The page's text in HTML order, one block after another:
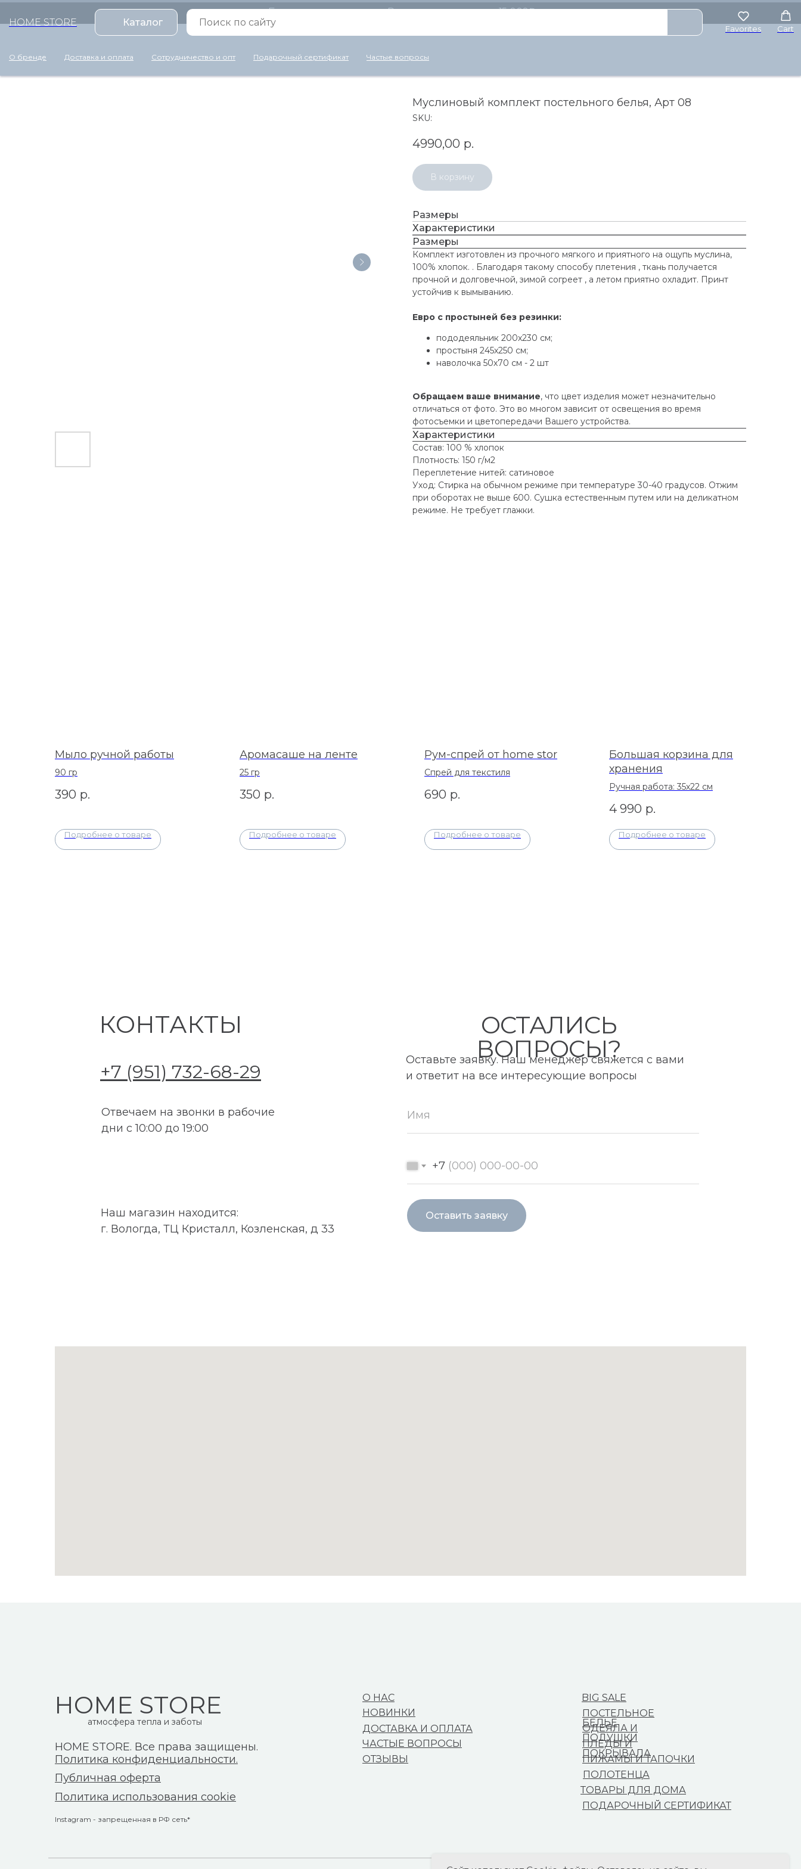
Бесплатная доставка по России для заказов от 15 000₽
HOME STORE
Каталог
Favorites Cart
О бренде Доставка и оплата Сотрудничество и опт Подарочный сертификат Частые вопросы
Муслиновый комплект постельного белья, Арт 08
SKU:
4990,00 р.
В корзину
Размеры
Характеристики
Размеры
Комплект изготовлен из прочного мягкого и приятного на ощупь муслина,
100% хлопок. . Благодаря такому способу плетения , ткань получается
прочной и долговечной, зимой согреет , а летом приятно охладит. Принт
устойчив к вымыванию.
Евро с простыней без резинки:
пододеяльник 200х230 см;
простыня 245х250 см;
наволочка 50х70 см - 2 шт
Обращаем ваше внимание, что цвет изделия может незначительно
отличаться от фото. Это во многом зависит от освещения во время
фотосъемки и цветопередачи Вашего устройства.
Характеристики
Состав: 100 % хлопок
Плотность: 150 г/м2
Переплетение нитей: сатиновое
Уход: Стирка на обычном режиме при температуре 30-40 градусов. Отжим
при оборотах не выше 600. Сушка естественным путем или на деликатном
режиме. Не требует глажки.
Мыло ручной работы
90 гр
390 р.
Подробнее о товаре
Аромасаше на ленте
25 гр
350 р.
Подробнее о товаре
Рум-спрей от home stor
Спрей для текстиля
690 р.
Подробнее о товаре
Большая корзина для
хранения
Ручная работа: 35х22 см
4 990 р.
Подробнее о товаре
Оставьте заявку. Наш менеджер свяжется с вами
и ответит на все интересующие вопросы
КОНТАКТЫ
+7
Оставить заявку
ОСТАЛИСЬ
ВОПРОСЫ?
+7 (951) 732-68-29
Отвечаем на звонки в рабочие
дни с 10:00 до 19:00
Наш магазин находится:
г. Вологда, ТЦ Кристалл, Козленская, д 33
О НАС
НОВИНКИ
ДОСТАВКА И ОПЛАТА
ЧАСТЫЕ ВОПРОСЫ
ОТЗЫВЫ
ПОЛОТЕНЦА
ПОСТЕЛЬНОЕ
БЕЛЬЕ
ОДЕЯЛА И
ПОДУШКИ
ПЛЕДЫ И
ПОКРЫВАЛА
ПИЖАМЫ И ТАПОЧКИ
ТОВАРЫ ДЛЯ ДОМА
BIG SALE
ПОДАРОЧНЫЙ СЕРТИФИКАТ
HOME STORE
Политика использования cookie
Публичная оферта
HOME STORE. Все права защищены.
Политика конфиденциальности.
Instagram - запрещенная в РФ сеть*
атмосфера тепла и заботы